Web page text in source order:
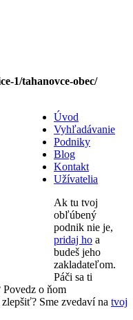
1/tahanovce-obec/
Úvod
Vyhľadávanie
Podniky
Blog
Kontakt
Užívatelia
Ak tu tvoj
obľúbený
podnik nie je,
pridaj ho a
budeš jeho
zakladateľom.
Páči sa ti
o ňom
Sme zvedaví na tvoj